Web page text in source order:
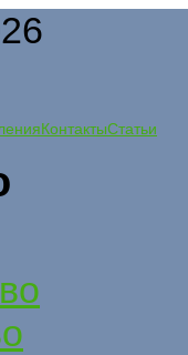
КонтактыСтатьи